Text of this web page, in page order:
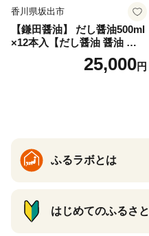
香川県坂出市
【鎌田醤油】 だし醤油500ml
×12本入【だし醤油 醤油 人気
おすすめ 人気だし醤油 出汁
25,000円
ふるラボとは
はじめてのふるさ